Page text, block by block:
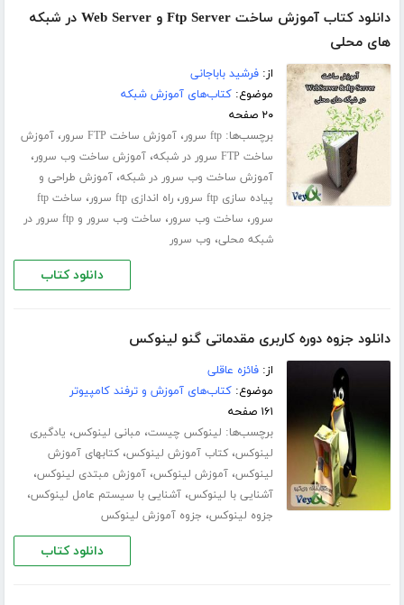
دانلود کتاب آموزش ساخت Ftp Server و Web Server در شبکه
های محلی
از:فرشید باباجانی
موضوع:کتاب‌های آموزش شبکه
۲۰ صفحه
برچسب‌ها:ftp سرور ،آموزش ساخت FTP سرور ،آموزش
ساخت FTP سرور در شبکه
،آموزش ساخت وب سرور،
آموزش ساخت وب سرور در شبکه،آموزش طراحی و
پیاده سازی ftp سرور
،راه اندازی ftp سرور ،
ساخت ftp
سرور، ساخت وب سرور،
ساخت وب سرور و ftp سرور در
شبکه محلی، وب سرور
دانلود کتاب
دانلود جزوه دوره کاربری مقدماتی گنو لینوکس
از:فائزه عاقلی
موضوع:کتاب‌های آموزش و ترفند کامپیوتر
۱۶۱ صفحه
برچسب‌ها: لینوکس چیست، مبانی لینوکس، یادگیری
لینوکس،کتاب آموزش لینوکس،کتابهای آموزش
لینوکس،آموزش لینوکس،آموزش مبتدی لینوکس،
آشنایی با لینوکس،آشنایی با سیستم عامل لینوکس،
جزوه لینوکس، جزوه آموزش لینوکس
دانلود کتاب